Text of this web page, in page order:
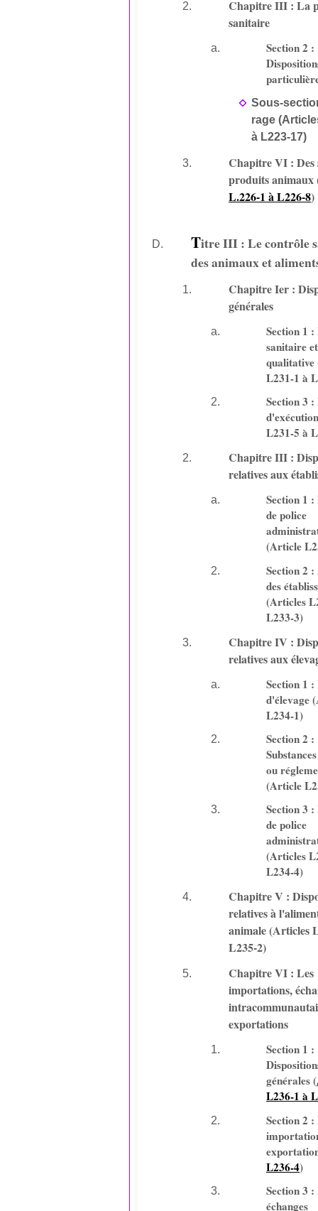
Chapitre III : La
sanitaire
Section 2 :
Sous-
rage
à L223-17)
Chapitre VI : Des
produits animaux
L.226-1 à L226-8)
Titre III : Le contrôle
des animaux et
Chapitre Ier :
générales
Section 1
sanitaire et
L231-1 à
Section 3 :
L231-5 à
Chapitre III :
relatives aux
Section 1 :
de police
(Article
Section 2
des
(Articles
L233-3)
Chapitre IV :
relatives aux
Section 1
d'élevage
L234-1)
Section 2 :
ou
(Article
Section 3 :
de police
(Articles
L234-4)
Chapitre V :
relatives à
animale (Articles
L235-2)
Chapitre VI : Les
importations,
exportations
Section 1 :
générales (
L236-1 à
Section 2 :
L236-4)
Section 3 :
échanges